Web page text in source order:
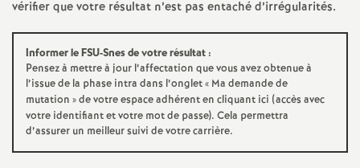
n
e
i
vérifier que votre résultat n’est pas entaché d’irrégularités.
Informer leFSU-Snes de votre résultat :
Pensez à mettre à jour l’affectation que vous avez obtenue à
l’issue de la phase intra dans l’onglet « Ma demande de
mutation » de votre espace adhérent en cliquant ici (accès avec
votre identifiant et votre mot de passe). Cela permettra
d’assurer un meilleur suivi de votre carrière.